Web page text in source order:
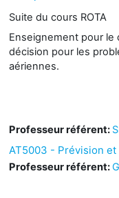
Suite du cours ROTA
Enseignement pour le
décision pour les
aériennes.
Professeur référent:
AT5003 - Prévision
Professeur référent: